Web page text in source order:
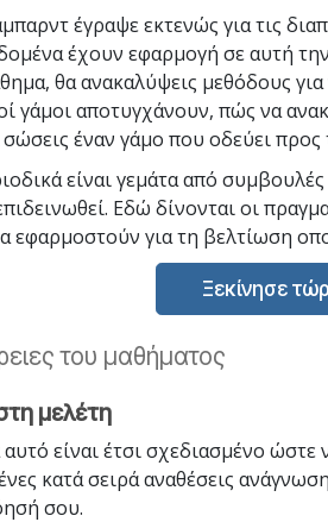
έγραψε εκτενώς για τις
έχουν εφαρμογή σε αυτή
θα ανακαλύψεις μεθόδους για
γάμοι αποτυγχάνουν, πώς να
έναν γάμο που οδεύει προς
είναι γεμάτα από
Εδώ δίνονται οι
εφαρμοστούν για τη βελτίωση
Ξεκίνησε
του μαθήματος
μελέτη
είναι έτσι σχεδιασμένο ώστε
κατά σειρά αναθέσεις
σου.